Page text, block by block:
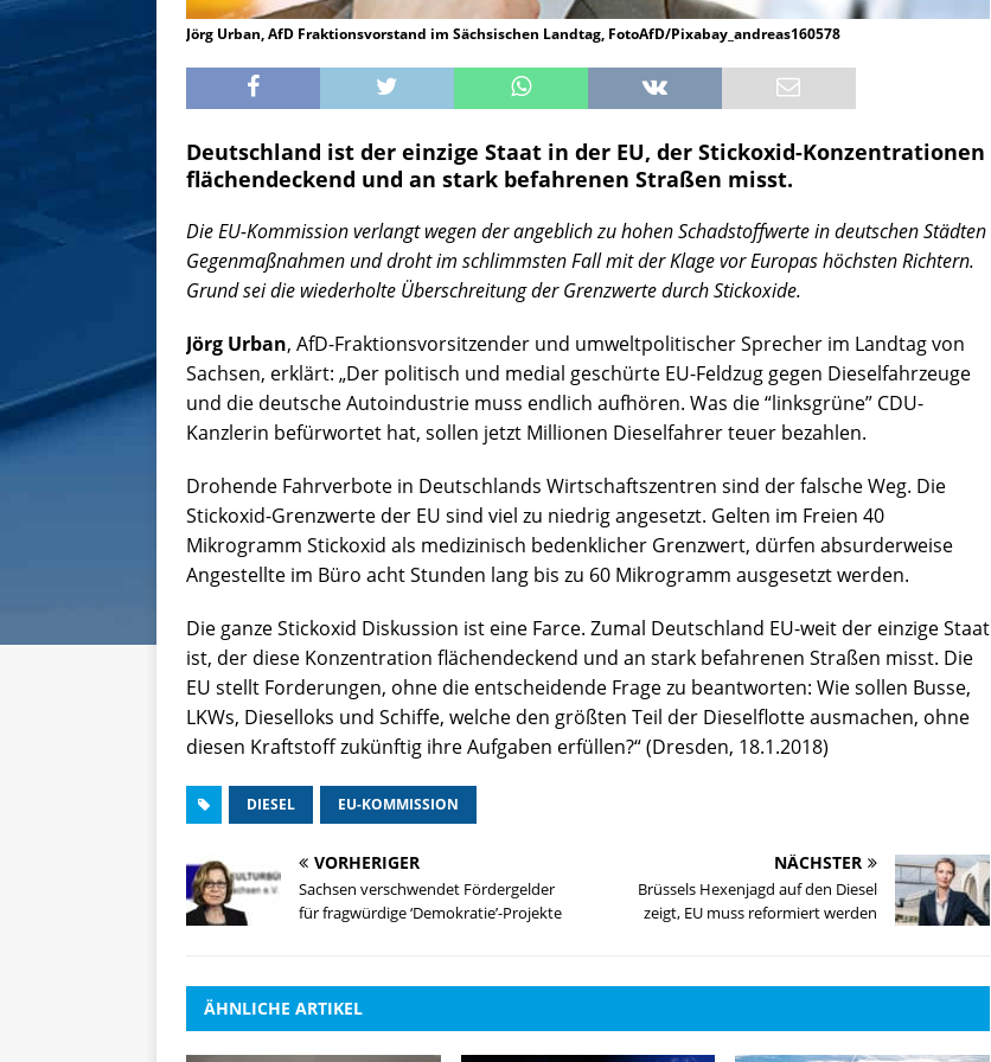
Jörg Urban, AfD Fraktionsvorstand im Sächsischen Landtag, FotoAfD/Pixabay_andreas160578
Deutschland ist der einzige Staat in der EU, der Stickoxid-Konzentrationen
flächendeckend und an stark befahrenen Straßen misst.
Die EU-Kommission verlangt wegen der angeblich zu hohen Schadstoffwerte in deutschen Städten
Gegenmaßnahmen und droht im schlimmsten Fall mit der Klage vor Europas höchsten Richtern.
Grund sei die wiederholte Überschreitung der Grenzwerte durch Stickoxide.
Jörg Urban, AfD-Fraktionsvorsitzender und umweltpolitischer Sprecher im Landtag von
Sachsen, erklärt: „Der politisch und medial geschürte EU-Feldzug gegen Dieselfahrzeuge
und die deutsche Autoindustrie muss endlich aufhören. Was die “linksgrüne” CDU-
Kanzlerin befürwortet hat, sollen jetzt Millionen Dieselfahrer teuer bezahlen.
Drohende Fahrverbote in Deutschlands Wirtschaftszentren sind der falsche Weg. Die
Stickoxid-Grenzwerte der EU sind viel zu niedrig angesetzt. Gelten im Freien 40
Mikrogramm Stickoxid als medizinisch bedenklicher Grenzwert, dürfen absurderweise
Angestellte im Büro acht Stunden lang bis zu 60 Mikrogramm ausgesetzt werden.
Die ganze Stickoxid Diskussion ist eine Farce. Zumal Deutschland EU-weit der einzige Staat
ist, der diese Konzentration flächendeckend und an stark befahrenen Straßen misst. Die
EU stellt Forderungen, ohne die entscheidende Frage zu beantworten: Wie sollen Busse,
LKWs, Dieselloks und Schiffe, welche den größten Teil der Dieselflotte ausmachen, ohne
diesen Kraftstoff zukünftig ihre Aufgaben erfüllen?“ (Dresden, 18.1.2018)
DIESEL EU-KOMMISSION
VORHERIGER
Sachsen verschwendet Fördergelder
für fragwürdige ‘Demokratie’-Projekte
NÄCHSTER
Brüssels Hexenjagd auf den Diesel
zeigt, EU muss reformiert werden
ÄHNLICHE ARTIKEL